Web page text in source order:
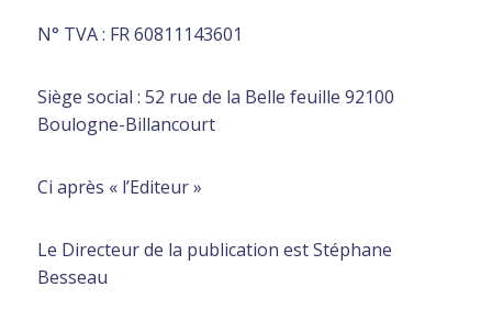
N° TVA : FR 60811143601
Siège social : 52 rue de la Belle feuille 92100
Boulogne-Billancourt
Ci après « l’Editeur »
Le Directeur de la publication est Stéphane
Besseau